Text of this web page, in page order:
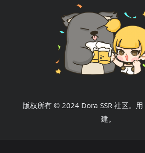
版权所有 © 2024 Dora SSR 社区。
建。